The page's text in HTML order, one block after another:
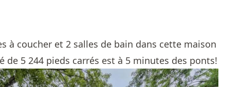
à coucher et 2 salles de bain dans cette maison
de 5 244 pieds carrés est à 5 minutes des ponts!